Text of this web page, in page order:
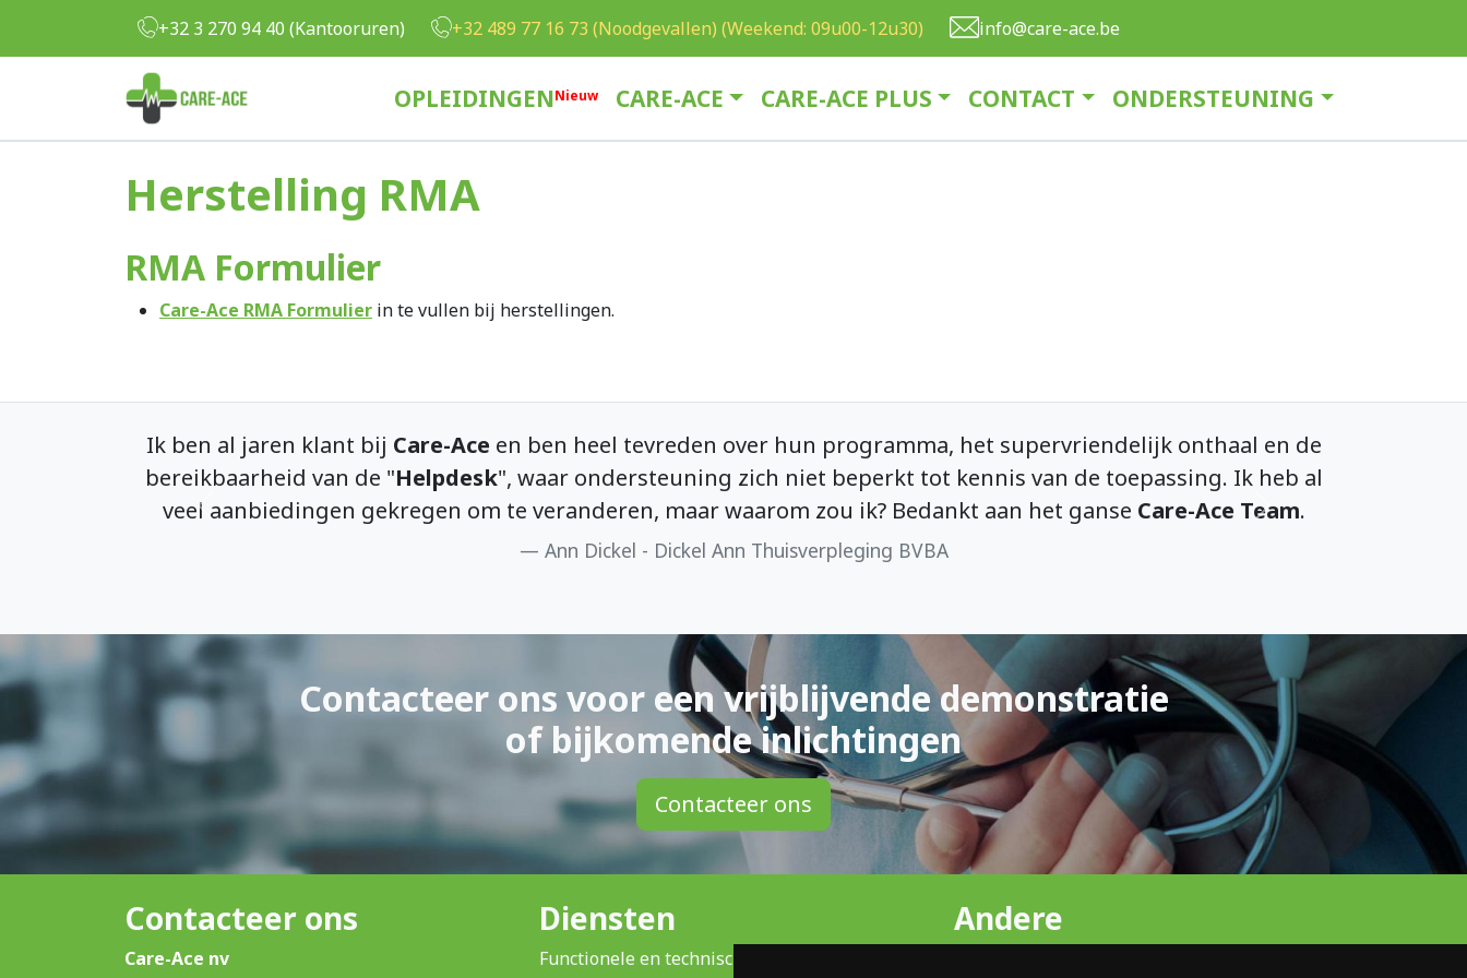
Overslaan en naar de inhoud gaan
+32 3 270 94 40 (Kantooruren) +32 489 77 16 73 (Noodgevallen) (Weekend: 09u00-12u30) info@care-ace.be
OPLEIDINGENNieuw CARE-ACE CARE-ACE PLUS CONTACT ONDERSTEUNING
Herstelling RMA
RMA Formulier
Care-Ace RMA Formulier in te vullen bij herstellingen.
Ik ben al jaren klant bij Care-Ace en ben heel tevreden over hun programma, het supervriendelijk onthaal en de
bereikbaarheid van de "Helpdesk", waar ondersteuning zich niet beperkt tot kennis van de toepassing. Ik heb al
veel aanbiedingen gekregen om te veranderen, maar waarom zou ik? Bedankt aan het ganse Care-Ace Team.
Ann Dickel - Dickel Ann Thuisverpleging BVBA
Vorige Volgende
Contacteer ons voor een vrijblijvende demonstratie
of bijkomende inlichtingen
Contacteer ons
Contacteer ons
Care-Ace nv
Diensten
Functionele en technische analyse
Andere